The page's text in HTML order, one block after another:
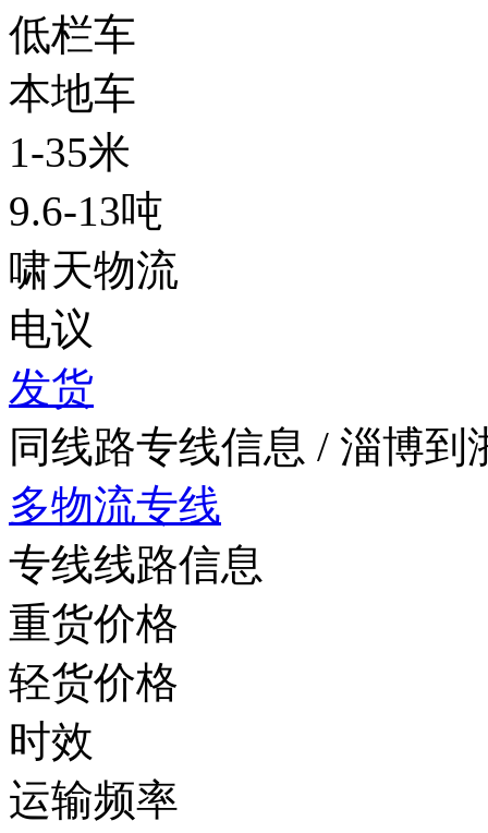
低栏车
本地车
1-35米
9.6-13吨
啸天物流
电议
发货
同线路专线信息 / 淄博到
多物流专线
专线线路信息
重货价格
轻货价格
时效
运输频率